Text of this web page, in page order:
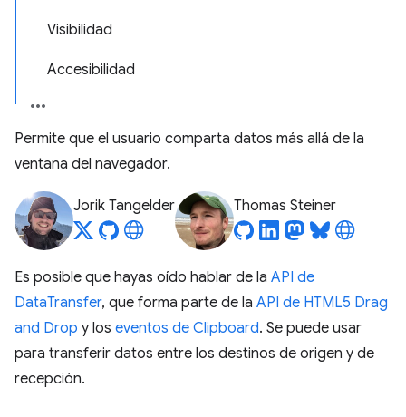
Visibilidad
Accesibilidad
Permite que el usuario comparta datos más allá de la
ventana del navegador.
Jorik Tangelder Thomas Steiner
Es posible que hayas oído hablar de la API de
DataTransfer, que forma parte de la API de HTML5 Drag
and Drop y los eventos de Clipboard. Se puede usar
para transferir datos entre los destinos de origen y de
recepción.